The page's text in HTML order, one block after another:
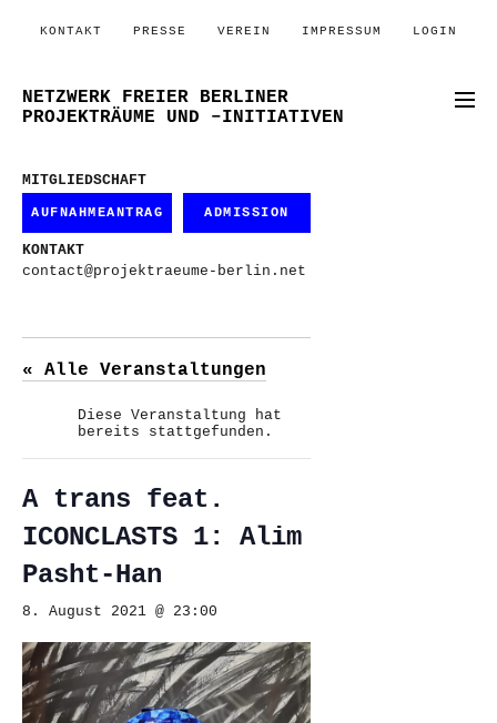
KONTAKT PRESSE VEREIN IMPRESSUM LOGIN
NETZWERK FREIER BERLINER
PROJEKTRÄUME UND –INITIATIVEN
MITGLIEDSCHAFT
AUFNAHMEANTRAG ADMISSION
KONTAKT
contact@projektraeume-berlin.net
« Alle Veranstaltungen
Diese Veranstaltung hat
bereits stattgefunden.
A trans feat.
ICONCLASTS 1: Alim
Pasht-Han
8. August 2021 @ 23:00